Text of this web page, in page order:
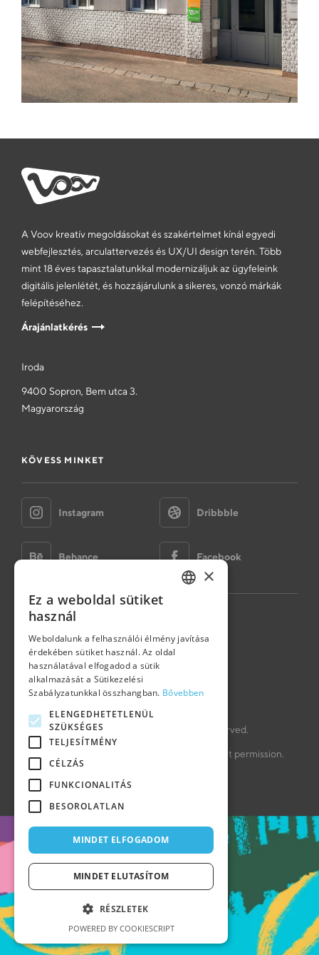
A Voov kreatív megoldásokat és szakértelmet kínál egyedi
webfejlesztés, arculattervezés és UX/UI design terén. Több
mint 18 éves tapasztalatunkkal modernizáljuk az ügyfeleink
digitális jelenlétét, és hozzájárulunk a sikeres, vonzó márkák
felépítéséhez.
Árajánlatkérés
Iroda
9400 Sopron, Bem utca 3.
Magyarország
KÖVESS MINKET
Instagram Dribbble
Behance Facebook
Adatvédelmi nyilatkozat
Cookie szabályzat
Impresszum
Copyright © 2006 – 2026 Voov. All rights reserved.
All images and content may not be used without permission.
Made in Sopron
ENGLISH
×
Ez a weboldal sütiket
használ
Weboldalunk a felhasználói élmény javítása
érdekében sütiket használ. Az oldal
használatával elfogadod a sütik
alkalmazását a Sütikezelési
Szabályzatunkkal összhangban. Bővebben
ELENGEDHETETLENÜL
SZÜKSÉGES
TELJESÍTMÉNY
CÉLZÁS
FUNKCIONALITÁS
BESOROLATLAN
MINDET ELFOGADOM
MINDET ELUTASÍTOM
RÉSZLETEK
POWERED BY COOKIESCRIPT